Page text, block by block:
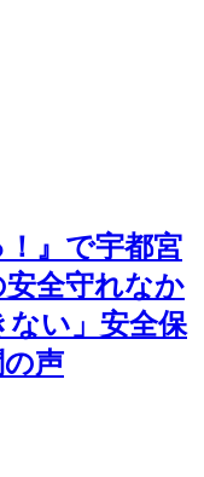
』で宇都宮
全守れなか
ない」安全保
声